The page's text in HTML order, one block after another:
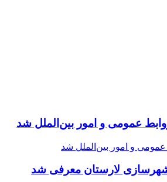
عمومی و امور بین‌الملل شد
لارستان معرفی شد